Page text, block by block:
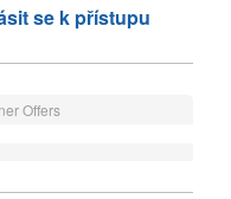
se k přístupu
Offers